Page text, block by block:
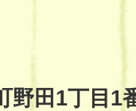
野田1丁目1